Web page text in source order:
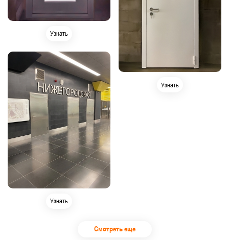
Узнать
Узнать
Узнать
Смотреть еще